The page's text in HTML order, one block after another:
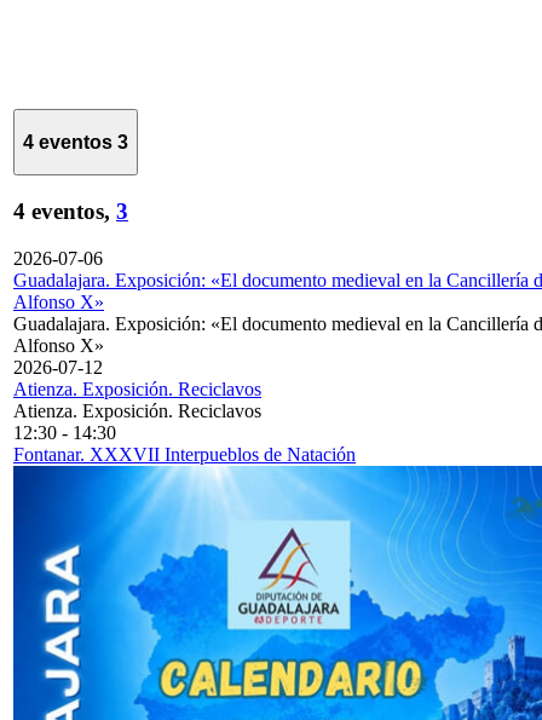
4 eventos 3
4 eventos, 3
2026-07-06
Guadalajara. Exposición: «El documento medieval en la Cancillería
Alfonso X»
Guadalajara. Exposición: «El documento medieval en la Cancillería
Alfonso X»
2026-07-12
Atienza. Exposición. Reciclavos
Atienza. Exposición. Reciclavos
12:30 - 14:30
Fontanar. XXXVII Interpueblos de Natación